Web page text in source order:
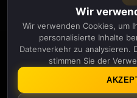
Contact
Folgen
X Facebook Instagram
Wir
Wir verwenden Cookies, um
personalisierte Inhalte
Datenverkehr zu analysieren.
stimmen Sie der